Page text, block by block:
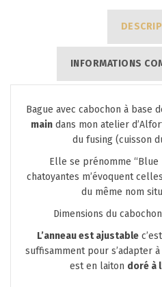
INFORMATIONS
Bague avec cabochon à base
main dans mon atelier
du fusing (cuisson
Elle se prénomme “Blue
chatoyantes m’évoquent
du même nom
Dimensions du
L’anneau est ajustable
suffisamment pour s’adapter
est en laiton doré à